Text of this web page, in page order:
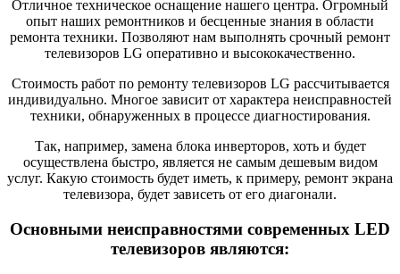
Отличное техническое оснащение нашего центра. Огромный
опыт наших ремонтников и бесценные знания в области
ремонта техники. Позволяют нам выполнять срочный ремонт
телевизоров LG оперативно и высококачественно.
Стоимость работ по ремонту телевизоров LG рассчитывается
индивидуально. Многое зависит от характера неисправностей
техники, обнаруженных в процессе диагностирования.
Так, например, замена блока инверторов, хоть и будет
осуществлена быстро, является не самым дешевым видом
услуг. Какую стоимость будет иметь, к примеру, ремонт экрана
телевизора, будет зависеть от его диагонали.
Основными неисправностями современных LED
телевизоров являются: